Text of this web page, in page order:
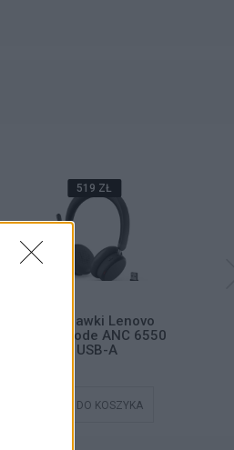
519 ZŁ
Słuchawki Lenovo
Dual-Mode ANC 6550
USB-A
DODAJ DO KOSZYKA